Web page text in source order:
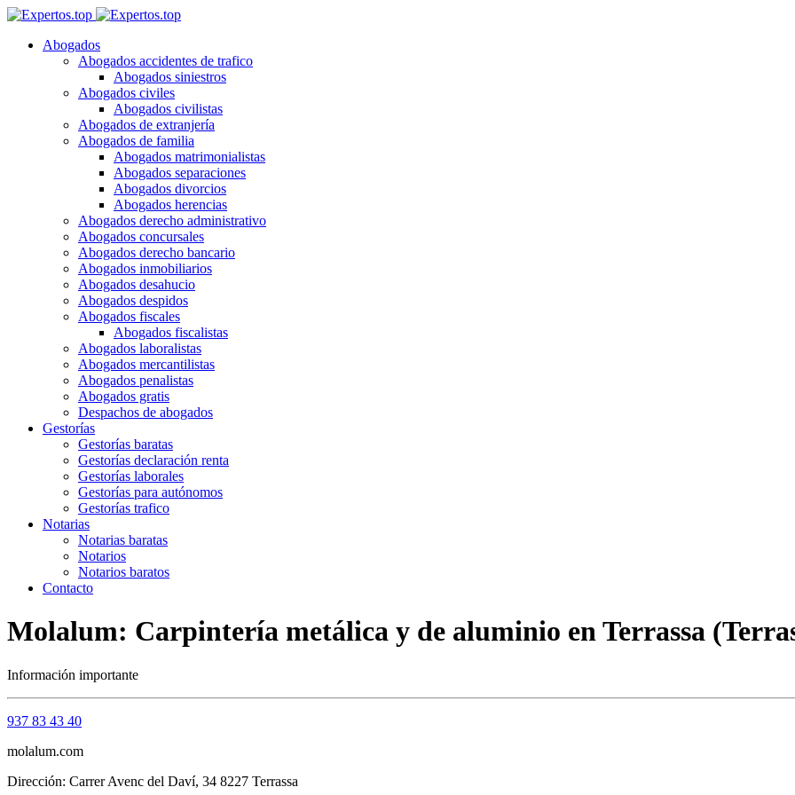
Abogados
Abogados accidentes de trafico
Abogados siniestros
Abogados civiles
Abogados civilistas
Abogados de extranjería
Abogados de familia
Abogados matrimonialistas
Abogados separaciones
Abogados divorcios
Abogados herencias
Abogados derecho administrativo
Abogados concursales
Abogados derecho bancario
Abogados inmobiliarios
Abogados desahucio
Abogados despidos
Abogados fiscales
Abogados fiscalistas
Abogados laboralistas
Abogados mercantilistas
Abogados penalistas
Abogados gratis
Despachos de abogados
Gestorías
Gestorías baratas
Gestorías declaración renta
Gestorías laborales
Gestorías para autónomos
Gestorías trafico
Notarias
Notarias baratas
Notarios
Notarios baratos
Contacto
Molalum: Carpintería metálica y de aluminio en Terrassa
Información importante
937 83 43 40
molalum.com
Dirección: Carrer Avenc del Daví, 34 8227 Terrassa